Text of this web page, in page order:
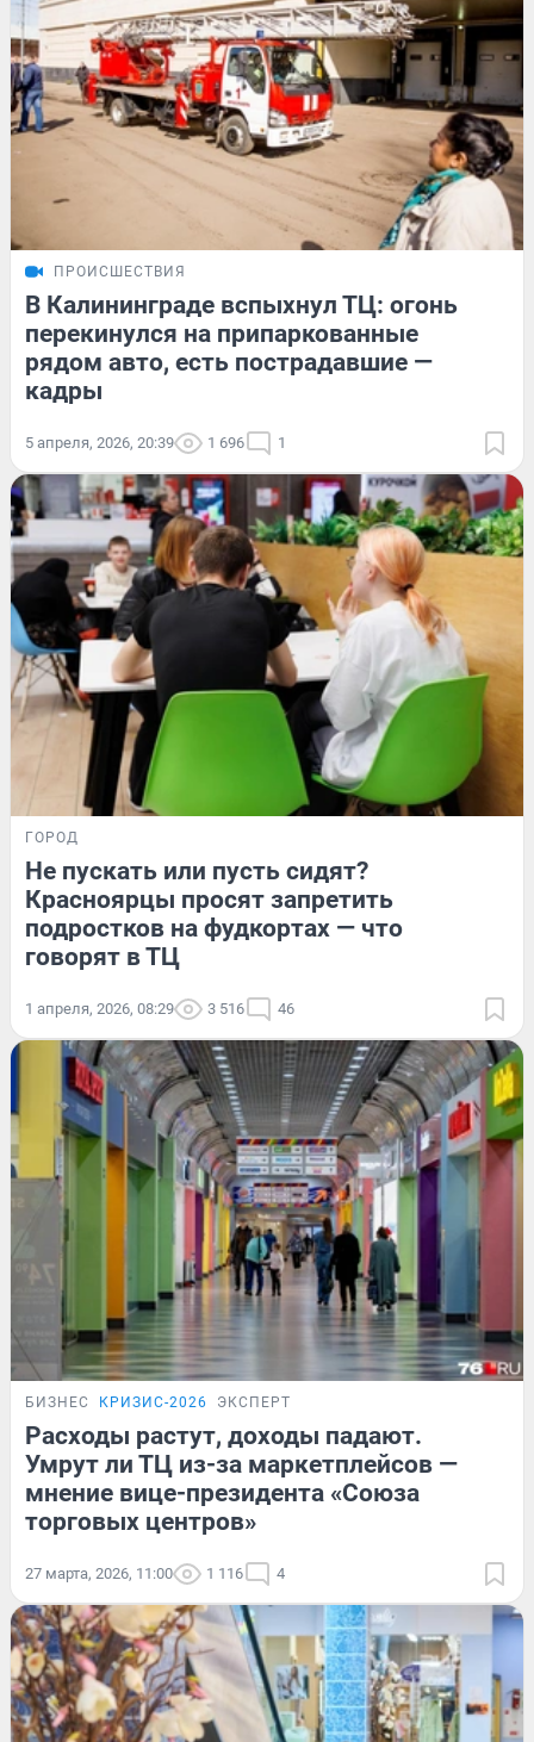
ПРОИСШЕСТВИЯ
В Калининграде вспыхнул ТЦ: огонь
перекинулся на припаркованные
рядом авто, есть пострадавшие —
кадры
5 апреля, 2026, 20:39 1 696 1
ГОРОД
Не пускать или пусть сидят?
Красноярцы просят запретить
подростков на фудкортах — что
говорят в ТЦ
1 апреля, 2026, 08:29 3 516 46
БИЗНЕС КРИЗИС-2026 ЭКСПЕРТ
Расходы растут, доходы падают.
Умрут ли ТЦ из-за маркетплейсов —
мнение вице-президента «Союза
торговых центров»
27 марта, 2026, 11:00 1 116 4